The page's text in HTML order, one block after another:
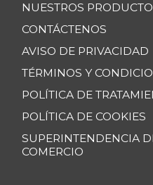
NUESTROS
CONTÁCTENOS
AVISO DE PRIVACIDAD
TÉRMINOS Y
POLÍTICA DE
POLÍTICA DE COOKIES
SUPERINTENDENCIA
COMERCIO